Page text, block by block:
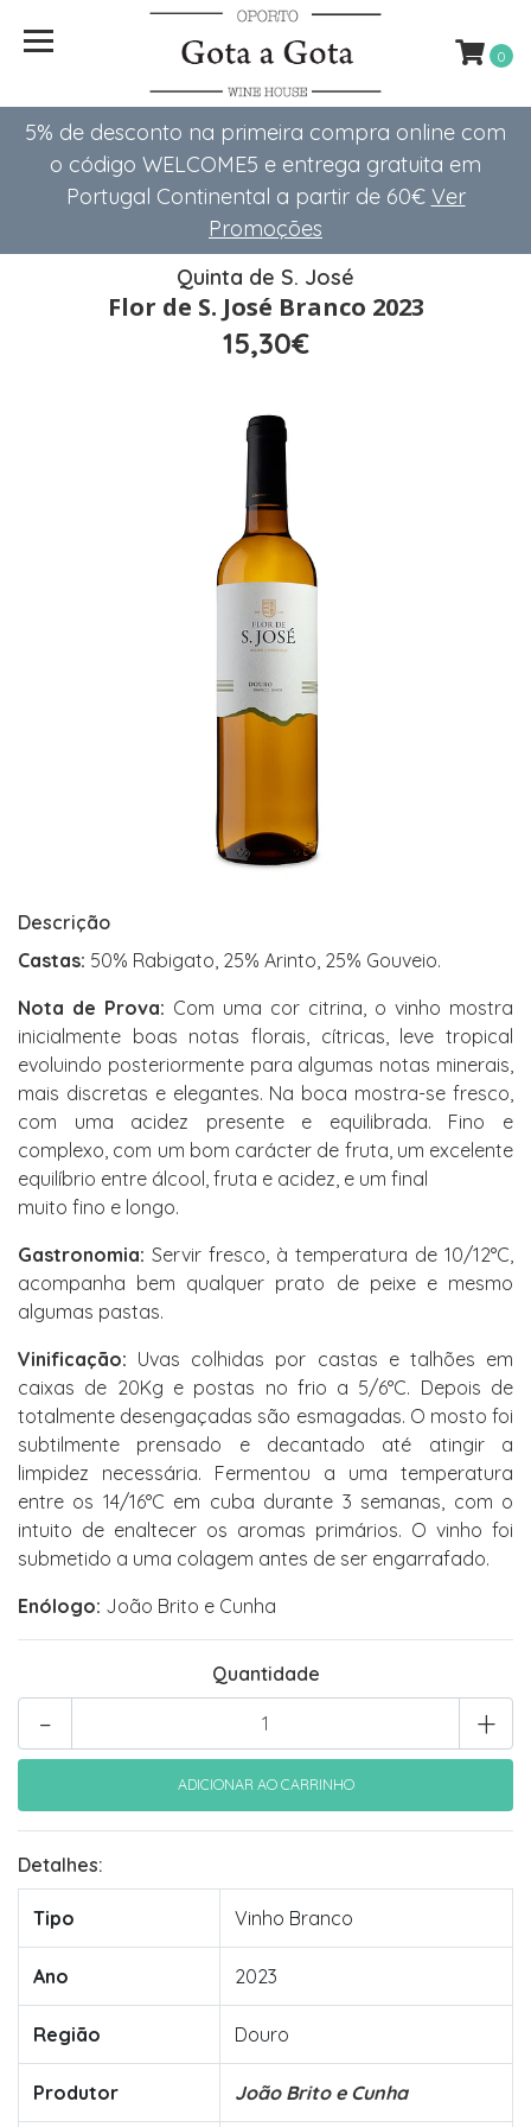
5% de desconto na primeira compra online com
o código WELCOME5 e entrega gratuita em
Portugal Continental a partir de 60€ Ver
Promoções
0
Quinta de S. José
Flor de S. José Branco 2023
15,30€
Descrição
Castas: 50% Rabigato, 25% Arinto, 25% Gouveio.
Nota de Prova: Com uma cor citrina, o vinho mostra
inicialmente boas notas florais, cítricas, leve tropical
evoluindo posteriormente para algumas notas minerais,
mais discretas e elegantes. Na boca mostra-se fresco,
com uma acidez presente e equilibrada. Fino e
complexo, com um bom carácter de fruta, um excelente
equilíbrio entre álcool, fruta e acidez, e um final
muito fino e longo.
Gastronomia: Servir fresco, à temperatura de 10/12°C,
acompanha bem qualquer prato de peixe e mesmo
algumas pastas.
Vinificação: Uvas colhidas por castas e talhões em
caixas de 20Kg e postas no frio a 5/6°C. Depois de
totalmente desengaçadas são esmagadas. O mosto foi
subtilmente prensado e decantado até atingir a
limpidez necessária. Fermentou a uma temperatura
entre os 14/16°C em cuba durante 3 semanas, com o
intuito de enaltecer os aromas primários. O vinho foi
submetido a uma colagem antes de ser engarrafado.
Enólogo: João Brito e Cunha
Quantidade
+
-
Detalhes:
Tipo Vinho Branco
Ano 2023
Região Douro
Produtor João Brito e Cunha